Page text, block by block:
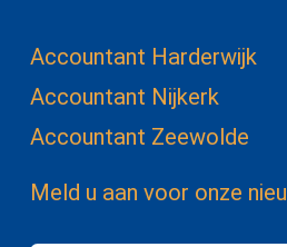
Accountant Harderwijk
Accountant Nijkerk
Accountant Zeewolde
Meld u aan voor onze